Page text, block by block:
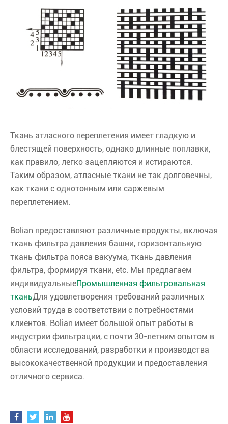
Ткань атласного переплетения имеет гладкую и
блестящей поверхность, однако длинные поплавки,
как правило, легко зацепляются и истираются.
Таким образом, атласные ткани не так долговечны,
как ткани с однотонным или саржевым
переплетением.
Bolian предоставляют различные продукты, включая
ткань фильтра давления башни, горизонтальную
ткань фильтра пояса вакуума, ткань давления
фильтра, формируя ткани, etc. Мы предлагаем
индивидуальныеПромышленная фильтровальная
тканьДля удовлетворения требований различных
условий труда в соответствии с потребностями
клиентов. Bolian имеет большой опыт работы в
индустрии фильтрации, с почти 30-летним опытом в
области исследований, разработки и производства
высококачественной продукции и предоставления
отличного сервиса.